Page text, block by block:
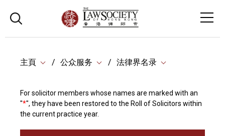
主頁 公众服务 法律界名录
For solicitor members whose names are marked with an
"*", they have been restored to the Roll of Solicitors within
the current practice year.